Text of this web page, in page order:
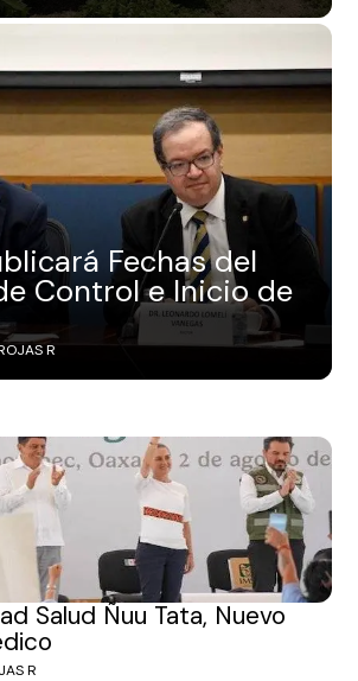
Fechas del
Control e Inicio de
R
Salud Ñuu Tata, Nuevo
R